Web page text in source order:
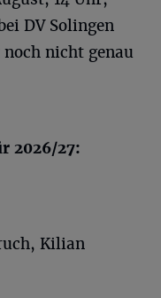
DV Solingen
nicht genau
2026/27:
Kilian